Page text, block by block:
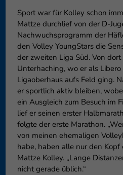
Sport war für Kolley schon
Mattze durchlief von der D-
Nachwuchsprogramm der
den Volley YoungStars die
der zweiten Liga Süd. Von
Unterhaching, wo er als Libero
Ligaoberhaus aufs Feld ging.
er sportlich aktiv bleiben,
ein Ausgleich zum Besuch im
lief er seinen erster
folgte der erste Marathon.
von meinen ehemaligen
habe, haben alle nur den Kopf
Mattze Kolley. „Lange
nicht gerade üblich.“